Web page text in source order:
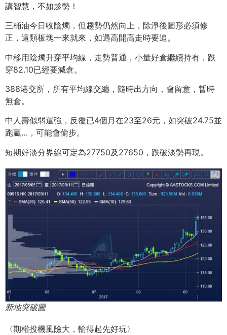
講智慧，不如趁勢！
三桶油今日收陰燭，但趨勢仍然向上，除淨後圖形必須修
正，這類板塊一來就來，如遇高開高走時要追。
中移用陰燭升穿平均線，走勢普通，小量好倉繼續持有，跌
穿82.10已經要減倉。
388港交所，所有平均線交纏，隨時出方向，會留意，暫時
無倉。
中人壽似弱還強，反覆已4個月在23至26元，如突破24.75並
跑贏…，可能會偷步。
短期好淡分界線可定為27750及27650，跌破淡勢再現。
新地突破圖
〈期權投機風險大，輸得起先好玩〉